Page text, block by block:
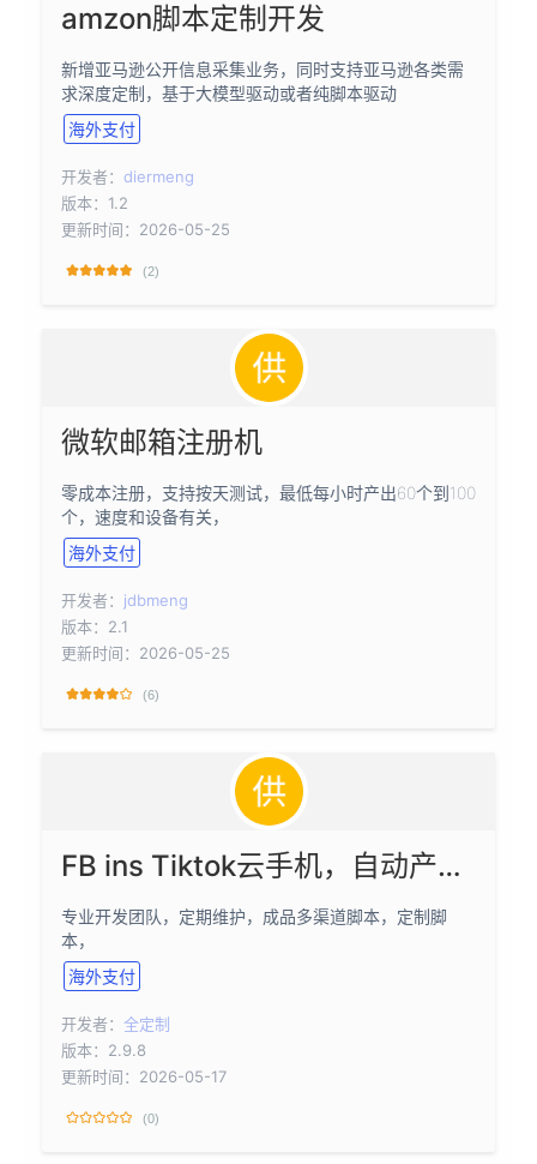
amzon脚本定制开发
新增亚马逊公开信息采集业务，同时支持亚马逊各类需
求深度定制，基于大模型驱动或者纯脚本驱动
海外支付
开发者： diermeng
版本：1.2
更新时间：2026-05-25
(2)
微软邮箱注册机
零成本注册，支持按天测试，最低每小时产出60个到100
个，速度和设备有关，
海外支付
开发者： jdbmeng
版本：2.1
更新时间：2026-05-25
(6)
FB ins Tiktok云手机，自动产号，群发，养号
专业开发团队，定期维护，成品多渠道脚本，定制脚
本，
海外支付
开发者： 全定制
版本：2.9.8
更新时间：2026-05-17
(0)